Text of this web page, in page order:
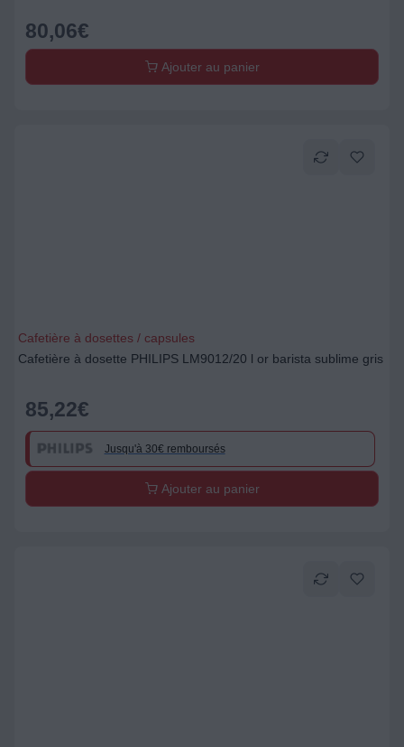
80,06€
Ajouter au panier
Cafetière à dosettes / capsules
Cafetière à dosette PHILIPS LM9012/20 l or barista sublime gris
85,22€
Jusqu'à 30€ remboursés
Ajouter au panier